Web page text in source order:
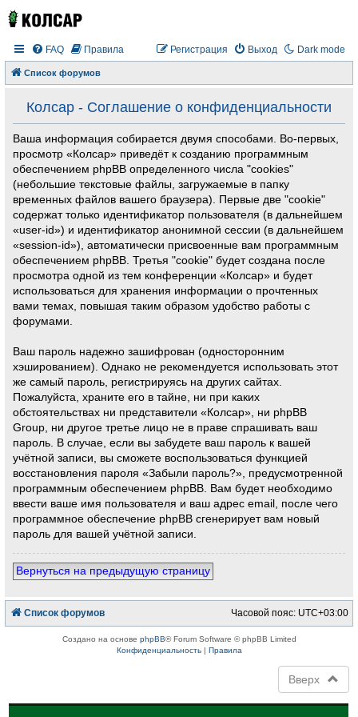
Dark mode
FAQ Правила Выход
Регистрация
Список форумов
Колсар - Соглашение о конфиденциальности
Ваша информация собирается двумя способами. Во-первых,
просмотр «Колсар» приведёт к созданию программным
обеспечением phpBB определенного числа "cookies"
(небольшие текстовые файлы, загружаемые в папку
временных файлов вашего браузера). Первые две "cookie"
содержат только идентификатор пользователя (в дальнейшем
«user-id») и идентификатор анонимной сессии (в дальнейшем
«session-id»), автоматически присвоенные вам программным
обеспечением phpBB. Третья "cookie" будет создана после
просмотра одной из тем конференции «Колсар» и будет
использоваться для хранения информации о прочтенных
вами темах, повышая таким образом удобство работы с
форумами.
Ваш пароль надежно зашифрован (односторонним
хэшированием). Однако не рекомендуется использовать этот
же самый пароль, регистрируясь на других сайтах.
Пожалуйста, храните его в тайне, ни при каких
обстоятельствах ни представители «Колсар», ни phpBB
Group, ни другое третье лицо не в праве спрашивать ваш
пароль. В случае, если вы забудете ваш пароль к вашей
учётной записи, вы сможете воспользоваться функцией
восстановления пароля «Забыли пароль?», предусмотренной
программным обеспечением phpBB. Вам будет необходимо
ввести ваше имя пользователя и ваш адрес email, после чего
программное обеспечение phpBB сгенерирует вам новый
пароль для вашей учётной записи.
Вернуться на предыдущую страницу
Список форумов Часовой пояс: UTC+03:00
Создано на основе phpBB® Forum Software © phpBB Limited
Конфиденциальность| Правила
Вверх